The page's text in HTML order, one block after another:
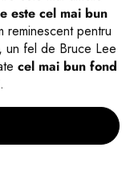
este cel mai bun
reminescent pentru
un fel de Bruce Lee
cel mai bun fond
.